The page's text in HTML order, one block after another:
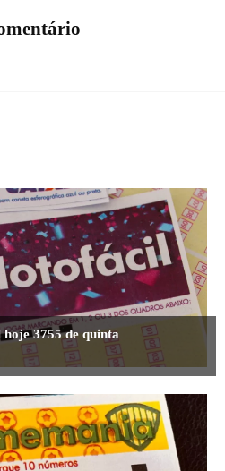
3755 de quinta